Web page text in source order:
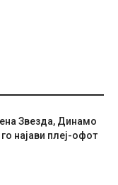
Звезда, Динамо
најави плеј-офот